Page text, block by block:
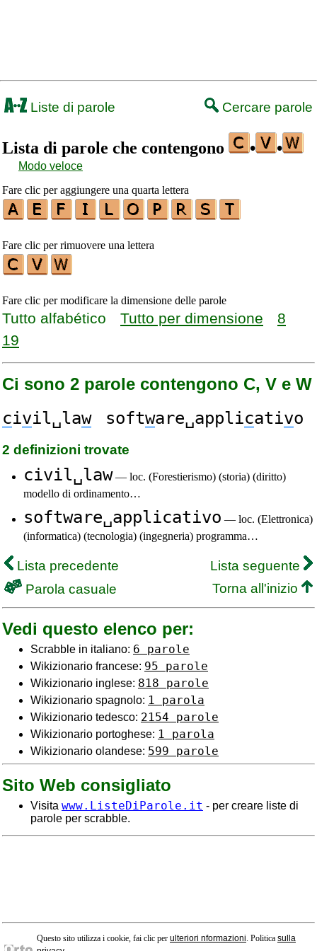
Liste di parole Cercare parole
Lista di parole che contengono • •
Modo veloce
Fare clic per aggiungere una quarta lettera
Fare clic per rimuovere una lettera
Fare clic per modificare la dimensione delle parole
Tutto alfabético Tutto per dimensione
8
19
Ci sono 2 parole contengono C, V e W
civil␣law software␣applicativo
2 definizioni trovate
civil␣law— loc. (Forestierismo) (storia) (diritto)
modello di ordinamento…
software␣applicativo — loc. (Elettronica)
(informatica) (tecnologia) (ingegneria) programma…
Lista precedente
Lista seguente
Parola casuale
Torna all'inizio
Vedi questo elenco per:
Scrabble in italiano: 6 parole
Wikizionario francese: 95 parole
Wikizionario inglese: 818 parole
Wikizionario spagnolo: 1 parola
Wikizionario tedesco: 2154 parole
Wikizionario portoghese: 1 parola
Wikizionario olandese: 599 parole
Sito Web consigliato
Visita www.ListeDiParole.it - per creare liste di
parole per scrabble.
Questo sito utilizza i cookie, fai clic per ulteriori nformazioni. Politica sulla